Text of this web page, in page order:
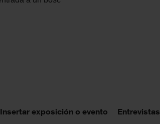
Insertar exposición o evento Entrevistas